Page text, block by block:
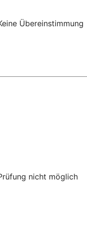
Übereinstimmung
nicht möglich